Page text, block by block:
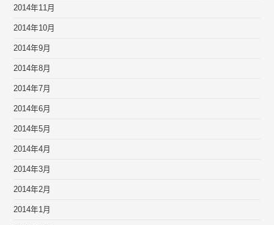
2014年11月
2014年10月
2014年9月
2014年8月
2014年7月
2014年6月
2014年5月
2014年4月
2014年3月
2014年2月
2014年1月